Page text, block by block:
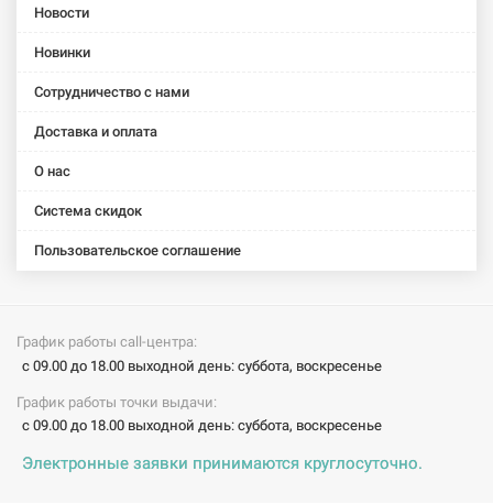
Новости
Новинки
Сотрудничество с нами
Доставка и оплата
О нас
Система скидок
Пользовательское соглашение
График работы call-центра:
с 09.00 до 18.00 выходной день: суббота, воскресенье
График работы точки выдачи:
с 09.00 до 18.00 выходной день: суббота, воскресенье
Электронные заявки принимаются круглосуточно.